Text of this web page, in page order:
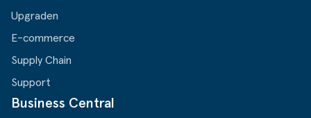
Upgraden
E-commerce
Supply Chain
Support
Business Central